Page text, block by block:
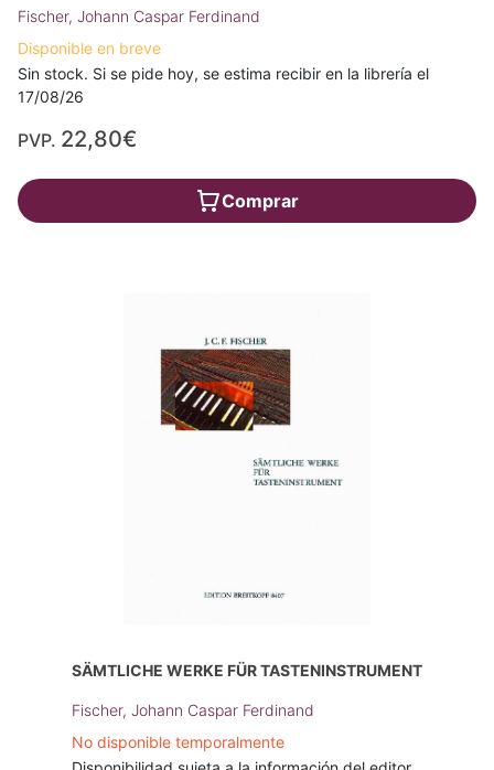
Fischer, Johann Caspar Ferdinand
Disponible en breve
Sin stock. Si se pide hoy, se estima recibir en la librería el
17/08/26
PVP. 22,80€
Comprar
SÄMTLICHE WERKE FÜR TASTENINSTRUMENT
Fischer, Johann Caspar Ferdinand
No disponible temporalmente